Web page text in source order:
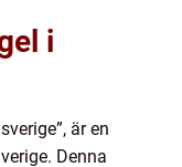
i
är en
Denna